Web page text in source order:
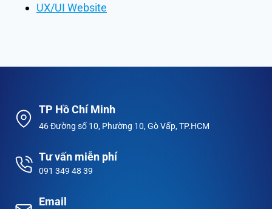
UX/UI Website
TP Hồ Chí Minh
46 Đường số 10, Phường 10, Gò Vấp, TP.HCM
Tư vấn miễn phí
091 349 48 39
Email